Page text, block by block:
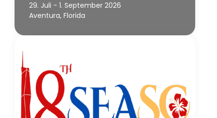
29. Juli - 1. September 2026
Aventura, Florida